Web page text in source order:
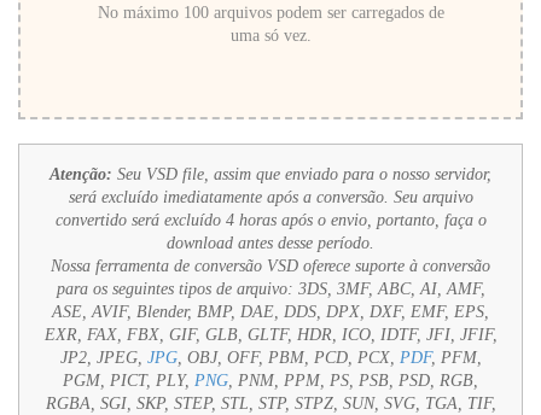
No máximo 100 arquivos podem ser carregados de
uma só vez.
Atenção: Seu VSD file, assim que enviado para o nosso servidor,
será excluído imediatamente após a conversão. Seu arquivo
convertido será excluído 4 horas após o envio, portanto, faça o
download antes desse período.
Nossa ferramenta de conversão VSD oferece suporte à conversão
para os seguintes tipos de arquivo: 3DS, 3MF, ABC, AI, AMF,
ASE, AVIF, Blender, BMP, DAE, DDS, DPX, DXF, EMF, EPS,
EXR, FAX, FBX, GIF, GLB, GLTF, HDR, ICO, IDTF, JFI, JFIF,
JP2, JPEG, JPG, OBJ, OFF, PBM, PCD, PCX, PDF, PFM,
PGM, PICT, PLY, PNG, PNM, PPM, PS, PSB, PSD, RGB,
RGBA, SGI, SKP, STEP, STL, STP, STPZ, SUN, SVG, TGA, TIF,